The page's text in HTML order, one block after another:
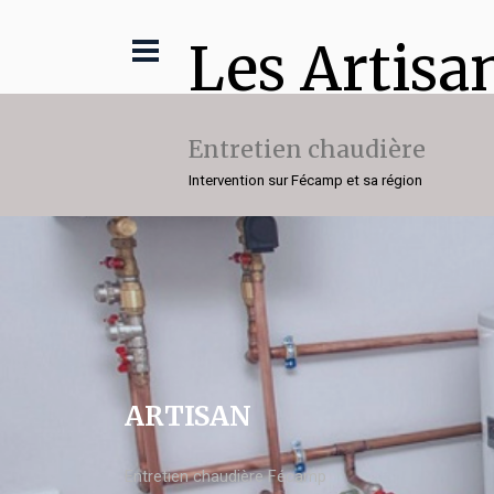
Les
Entretien chaudière
Intervention sur Fécamp et sa région
ARTISAN
Entretien chaudière Fécamp